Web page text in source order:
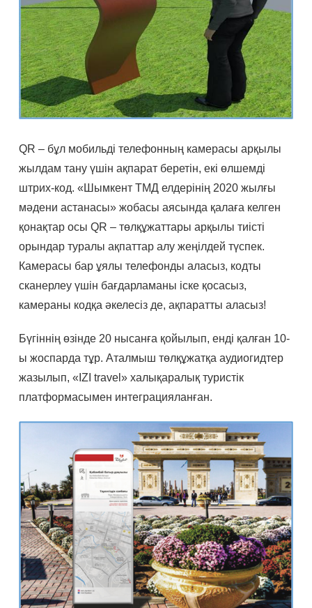
QR – бұл мобильді телефонның камерасы арқылы
жылдам тану үшін ақпарат беретін, екі өлшемді
штрих-код. «Шымкент ТМД елдерінің 2020 жылғы
мәдени астанасы» жобасы аясында қалаға келген
қонақтар осы QR – төлқұжаттары арқылы тиісті
орындар туралы ақпаттар алу жеңілдей түспек.
Камерасы бар ұялы телефонды аласыз, кодты
сканерлеу үшін бағдарламаны іске қосасыз,
камераны кодқа әкелесіз де, ақпаратты аласыз!
Бүгіннің өзінде 20 нысанға қойылып, енді қалған 10-
ы жоспарда тұр. Аталмыш төлқұжатқа аудиогидтер
жазылып, «IZI travel» халықаралық туристік
платформасымен интеграцияланған.